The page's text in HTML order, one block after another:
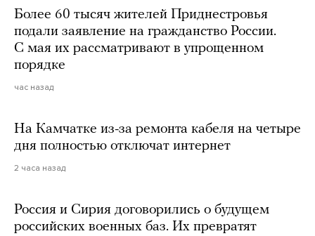
Более 60 тысяч жителей Приднестровья
подали заявление на гражданство России.
С мая их рассматривают в упрощенном
порядке
час назад
На Камчатке из-за ремонта кабеля на четыре
дня полностью отключат интернет
2 часа назад
Россия и Сирия договорились о будущем
российских военных баз. Их превратят